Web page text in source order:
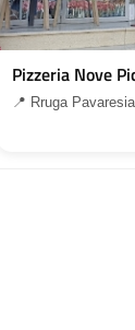
Pizzeria Nove
📍 Rruga